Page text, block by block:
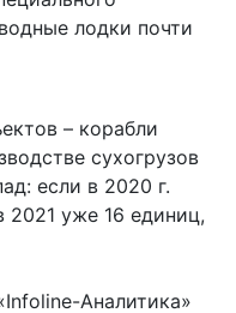
лодки почти
– корабли
сухогрузов
если в 2020 г.
2021 уже 16 единиц,
Аналитика»